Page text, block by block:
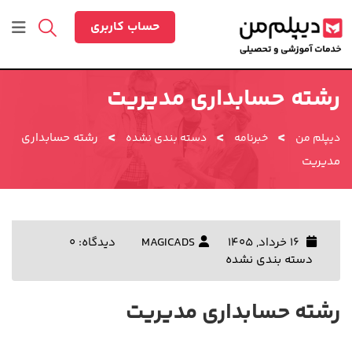
به
محتوا
حساب کاربری
رشته حسابداری مدیریت
دیپلم من > خبرنامه > دسته بندی نشده >
رشته حسابداری
مدیریت
MAGICADS
دیدگاه: 0
دسته بندی نشده
رشته حسابداری مدیریت